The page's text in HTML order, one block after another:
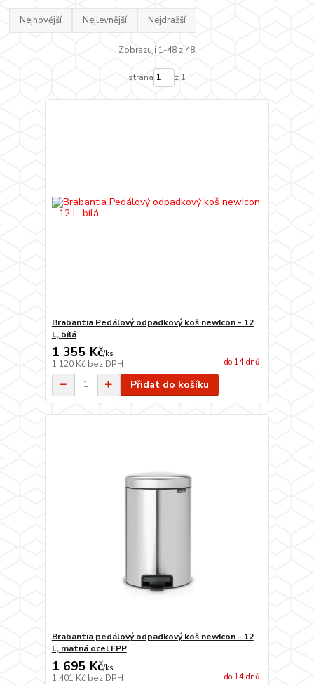
Nejnovější Nejlevnější Nejdražší
Zobrazuji 1-48 z 48
strana z 1
Brabantia Pedálový odpadkový koš newIcon - 12
L, bílá
1 355 Kč/ks
1 120 Kč bez DPH do 14 dnů
Přidat do košíku
Brabantia pedálový odpadkový koš newIcon - 12
L, matná ocel FPP
1 695 Kč/ks
1 401 Kč bez DPH do 14 dnů